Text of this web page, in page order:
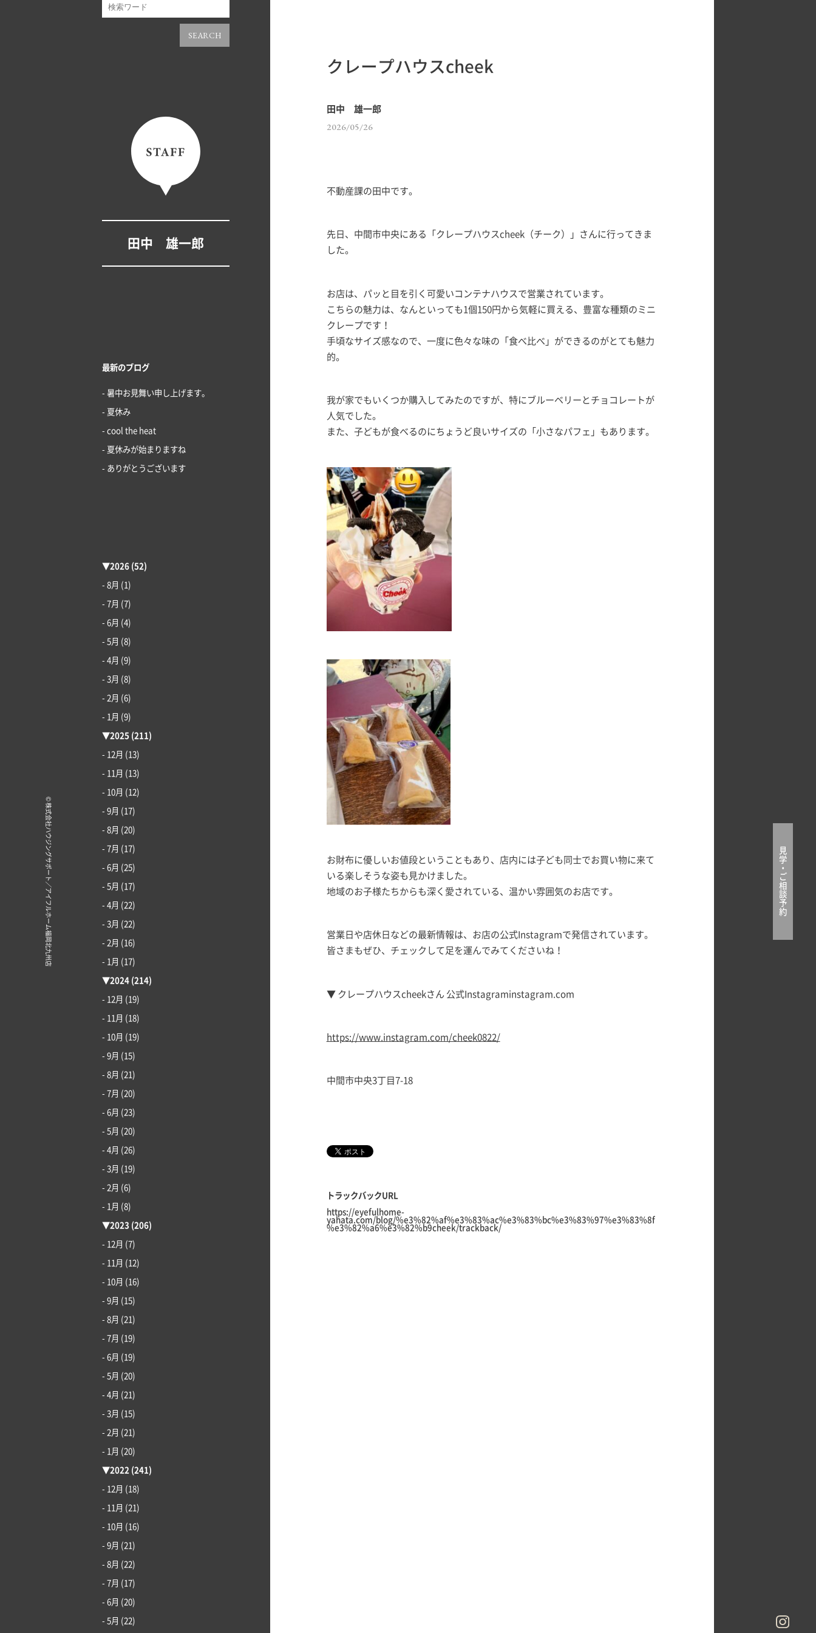
見
学
・
ご
相
談
予
約
クレープハウスcheek
田中 雄一郎
2026/05/26
不動産課の田中です。
先日、中間市中央にある「クレープハウスcheek（チーク）」さんに行ってきま
した。
お店は、パッと目を引く可愛いコンテナハウスで営業されています。
こちらの魅力は、なんといっても1個150円から気軽に買える、豊富な種類のミニ
クレープです！
手頃なサイズ感なので、一度に色々な味の「食べ比べ」ができるのがとても魅力
的。
我が家でもいくつか購入してみたのですが、特にブルーベリーとチョコレートが
人気でした。
また、子どもが食べるのにちょうど良いサイズの「小さなパフェ」もあります。
お財布に優しいお値段ということもあり、店内には子ども同士でお買い物に来て
いる楽しそうな姿も見かけました。
地域のお子様たちからも深く愛されている、温かい雰囲気のお店です。
営業日や店休日などの最新情報は、お店の公式Instagramで発信されています。
皆さまもぜひ、チェックして足を運んでみてくださいね！
▼ クレープハウスcheekさん 公式Instagraminstagram.com
https://www.instagram.com/cheek0822/
中間市中央3丁目7-18
トラックバックURL
https://eyefulhome-
yahata.com/blog/%e3%82%af%e3%83%ac%e3%83%bc%e3%83%97%e3%83%8f
%e3%82%a6%e3%82%b9cheek/trackback/
SEARCH
田中 雄一郎
最新のブログ
- 暑中お見舞い申し上げます。
- 夏休み
- cool the heat
- 夏休みが始まりますね
- ありがとうございます
▼2026 (52)
- 8月 (1)
- 7月 (7)
- 6月 (4)
- 5月 (8)
- 4月 (9)
- 3月 (8)
- 2月 (6)
- 1月 (9)
▼2025 (211)
- 12月 (13)
- 11月 (13)
- 10月 (12)
- 9月 (17)
- 8月 (20)
- 7月 (17)
- 6月 (25)
- 5月 (17)
- 4月 (22)
- 3月 (22)
- 2月 (16)
- 1月 (17)
▼2024 (214)
- 12月 (19)
- 11月 (18)
- 10月 (19)
- 9月 (15)
- 8月 (21)
- 7月 (20)
- 6月 (23)
- 5月 (20)
- 4月 (26)
- 3月 (19)
- 2月 (6)
- 1月 (8)
▼2023 (206)
- 12月 (7)
- 11月 (12)
- 10月 (16)
- 9月 (15)
- 8月 (21)
- 7月 (19)
- 6月 (19)
- 5月 (20)
- 4月 (21)
- 3月 (15)
- 2月 (21)
- 1月 (20)
▼2022 (241)
- 12月 (18)
- 11月 (21)
- 10月 (16)
- 9月 (21)
- 8月 (22)
- 7月 (17)
- 6月 (20)
- 5月 (22)
© 株式会社ハウジングサポート／アイフルホーム福岡北九州店